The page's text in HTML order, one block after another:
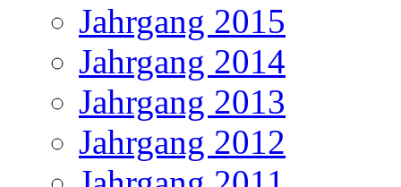
Jahrgang 2015
Jahrgang 2014
Jahrgang 2013
Jahrgang 2012